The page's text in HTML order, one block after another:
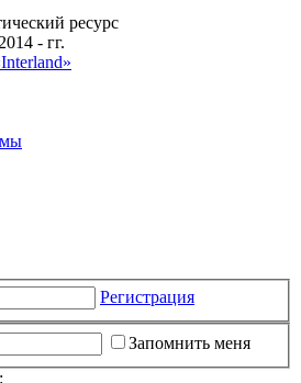
ресурс
- гг.
Регистрация
Запомнить меня